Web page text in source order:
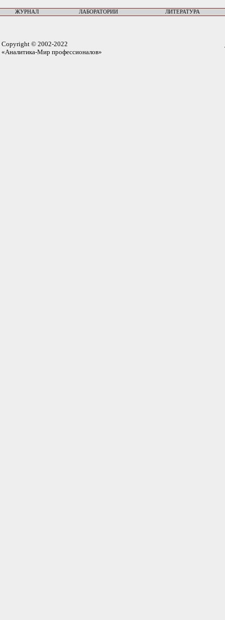
ЖУРНАЛ ЛАБОРАТОРИИ ЛИТЕРАТУРА
Copyright © 2002-2022
«Аналитика-Мир профессионалов»